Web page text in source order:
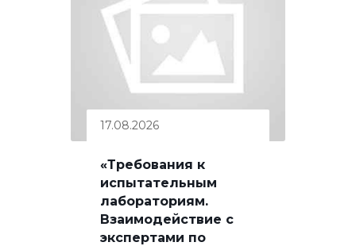
17.08.2026
«Требования к
испытательным
лабораториям.
Взаимодействие с
экспертами по